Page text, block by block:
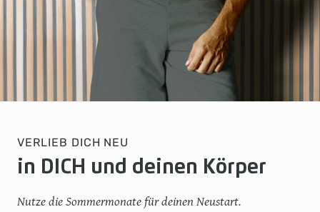
VERLIEB DICH NEU
in DICH und deinen Körper
Nutze die Sommermonate für deinen Neustart.